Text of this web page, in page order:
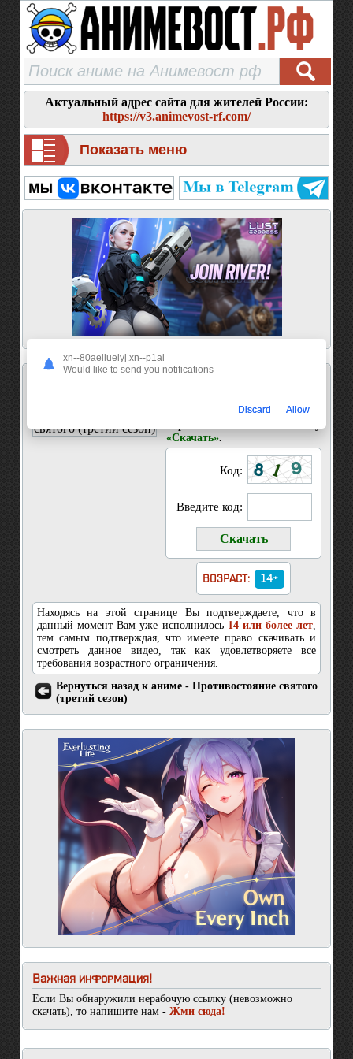
Актуальный адрес сайта для жителей России:
https://v3.animevost-rf.com/
Показать меню
Введите код показанный на
«Скачать».
Код:
Введите код:
ВОЗРАСТ: 14+
Находясь на этой странице Вы подтверждаете, что в
данный момент Вам уже исполнилось 14 или более лет,
тем самым подтверждая, что имеете право скачивать и
смотреть данное видео, так как удовлетворяете все
требования возрастного ограничения.
Вернуться назад к аниме - Противостояние святого
(третий сезон)
Важная информация!
Если Вы обнаружили нерабочую ссылку (невозможно
скачать), то напишите нам - Жми сюда!
xn--80aeiluelyj.xn--p1ai
Would like to send you notifications
Discard Allow